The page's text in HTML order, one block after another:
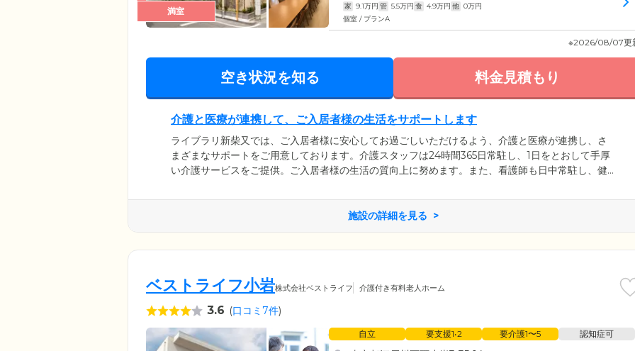
満室
家 9.1万円 管 5.5万円 食 4.9万円 他 0万円
個室 / プランA
※2026/08/07更
空き状況を知る 料金見積もり
介護と医療が連携して、ご入居者様の生活をサポートします
ライブラリ新柴又では、ご入居者様に安心してお過ごしいただけるよう、介護と医療が連携し、さ
まざまなサポートをご用意しております。介護スタッフは24時間365日常駐し、1日をとおして手厚
い介護サービスをご提供。ご入居者様の生活の質向上に努めます。また、看護師も日中常駐し、健
ります。医療体制については、提携医による健康相談を行うほか、緊急時には24時間医師に連絡が
取れる体制を整備。ご希望の方には、別途医療費が必要ですが訪問診療をご利用いただけます。
施設の詳細を見る
ベストライフ小岩株式会社ベストライフ 介護付き有料老人ホーム
3.6 (口コミ7件)
自立 要支援1•2 要介護1〜5 認知症可